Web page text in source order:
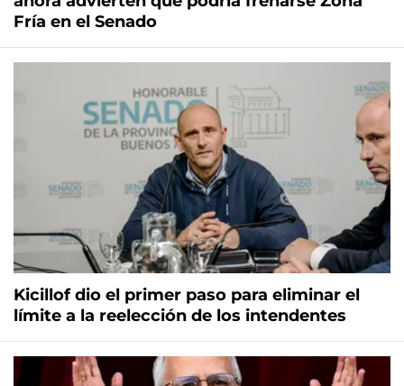
Fría en el Senado
Kicillof dio el primer paso para eliminar el
límite a la reelección de los intendentes